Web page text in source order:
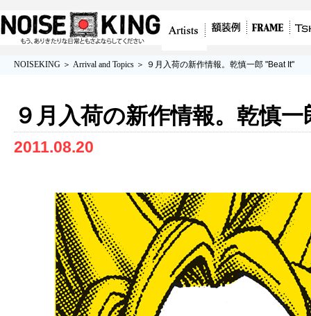
品を販売
縁
NOISEKING ＞ Arrival and Topics ＞ ９月入荷の新作情報。乾慎一郎 "Beat It"
９月入荷の新作情報。乾慎
2011.08.20